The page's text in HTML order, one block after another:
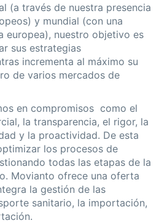
(a través de nuestra presencia
y mundial (con una
europea), nuestro objetivo es
sus estrategias
incrementa al máximo su
de varios mercados de
en compromisos como el
la transparencia, el rigor, la
y la proactividad. De esta
los procesos de
todas las etapas de la
Movianto ofrece una oferta
la gestión de las
sanitario, la importación,
.